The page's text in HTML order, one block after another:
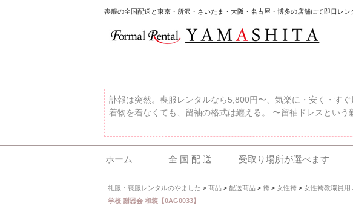
喪服の全国配送と東京・所沢・さいたま・大阪・名古屋・博多の店舗にて即日レン
訃報は突然。喪服レンタルなら5,800円〜、気楽に・安く・すぐ
着物を着なくても、留袖の格式は纏える。 〜留袖ドレスという
ホーム 全 国 配 送 受取り場所が選べます
礼服・喪服レンタルのやました > 商品> 配送商品> 袴> 女性袴> 女性袴教職員用
学校 謝恩会 和装【0AG0033】